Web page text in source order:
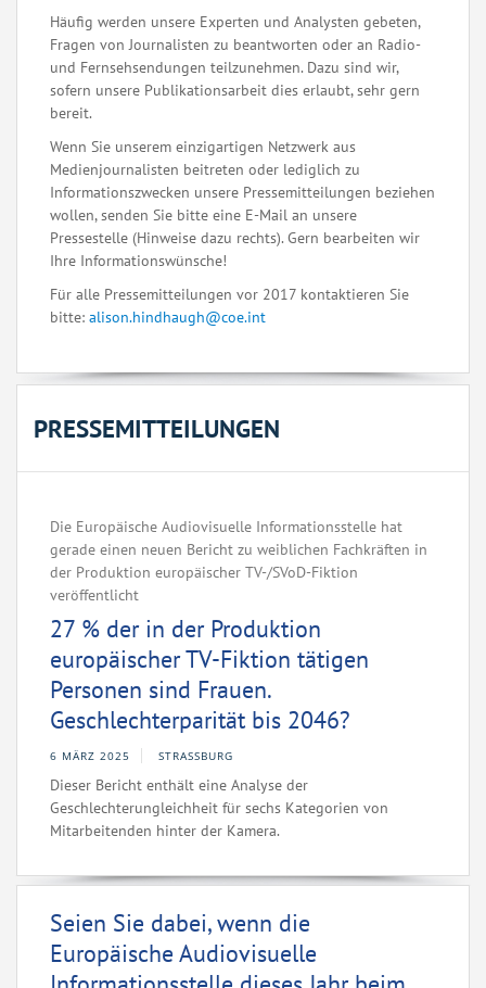
Häufig werden unsere Experten und Analysten gebeten,
Fragen von Journalisten zu beantworten oder an Radio-
und Fernsehsendungen teilzunehmen. Dazu sind wir,
sofern unsere Publikationsarbeit dies erlaubt, sehr gern
bereit.
Wenn Sie unserem einzigartigen Netzwerk aus
Medienjournalisten beitreten oder lediglich zu
Informationszwecken unsere Pressemitteilungen beziehen
wollen, senden Sie bitte eine E-Mail an unsere
Pressestelle (Hinweise dazu rechts). Gern bearbeiten wir
Ihre Informationswünsche!
Für alle Pressemitteilungen vor 2017 kontaktieren Sie
bitte: alison.hindhaugh@coe.int
PRESSEMITTEILUNGEN
Die Europäische Audiovisuelle Informationsstelle hat
gerade einen neuen Bericht zu weiblichen Fachkräften in
der Produktion europäischer TV-/SVoD-Fiktion
veröffentlicht
27 % der in der Produktion
europäischer TV-Fiktion tätigen
Personen sind Frauen.
Geschlechterparität bis 2046?
6 MÄRZ 2025 STRASSBURG
Dieser Bericht enthält eine Analyse der
Geschlechterungleichheit für sechs Kategorien von
Mitarbeitenden hinter der Kamera.
Seien Sie dabei, wenn die
Europäische Audiovisuelle